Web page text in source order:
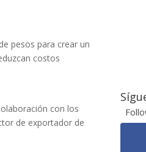
pesos para crear un
costos
con los
de exportador de